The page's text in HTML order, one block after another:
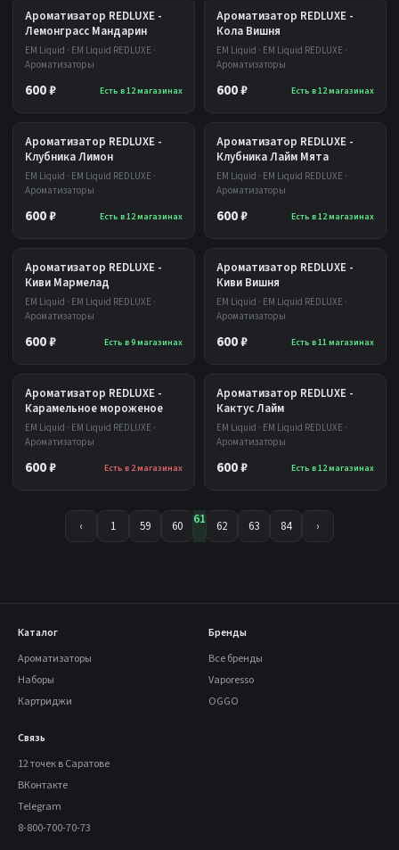
Ароматизатор REDLUXE -
Лемонграсс Мандарин
EM Liquid · EM Liquid REDLUXE ·
Ароматизаторы
600 ₽ Есть в 12 магазинах
Ароматизатор REDLUXE -
Кола Вишня
EM Liquid · EM Liquid REDLUXE ·
Ароматизаторы
600 ₽ Есть в 12 магазинах
Ароматизатор REDLUXE -
Клубника Лимон
EM Liquid · EM Liquid REDLUXE ·
Ароматизаторы
600 ₽ Есть в 12 магазинах
Ароматизатор REDLUXE -
Клубника Лайм Мята
EM Liquid · EM Liquid REDLUXE ·
Ароматизаторы
600 ₽ Есть в 12 магазинах
Ароматизатор REDLUXE -
Киви Мармелад
EM Liquid · EM Liquid REDLUXE ·
Ароматизаторы
600 ₽ Есть в 9 магазинах
Ароматизатор REDLUXE -
Киви Вишня
EM Liquid · EM Liquid REDLUXE ·
Ароматизаторы
600 ₽ Есть в 11 магазинах
Ароматизатор REDLUXE -
Карамельное мороженое
EM Liquid · EM Liquid REDLUXE ·
Ароматизаторы
600 ₽ Есть в 2 магазинах
Ароматизатор REDLUXE -
Кактус Лайм
EM Liquid · EM Liquid REDLUXE ·
Ароматизаторы
600 ₽ Есть в 12 магазинах
‹ 1 59 60 61 62 63 84 ›
Каталог
Ароматизаторы
Наборы
Картриджи
Бренды
Все бренды
Vaporesso
OGGO
Связь
12 точек в Саратове
ВКонтакте
Telegram
8-800-700-70-73